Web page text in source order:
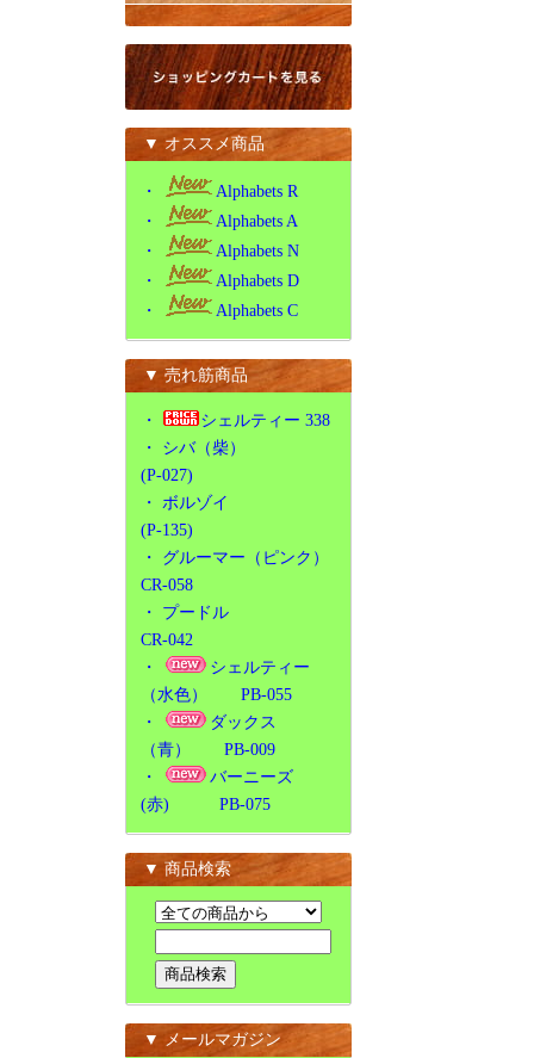
▼ オススメ商品
・
Alphabets R
・
Alphabets A
・
Alphabets N
・
Alphabets D
・
Alphabets C
▼ 売れ筋商品
・
シェルティー 338
・ シバ（柴）
(P-027)
・ ボルゾイ
(P-135)
・ グルーマー（ピンク）
CR-058
・ プードル
CR-042
・
シェルティー
（水色） PB-055
・
ダックス
（青） PB-009
・
バーニーズ
(赤) PB-075
▼ 商品検索
▼ メールマガジン